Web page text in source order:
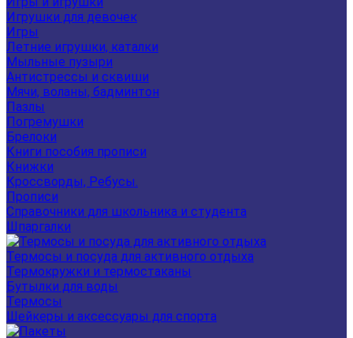
Игрушки для девочек
Игры
Летние игрушки, каталки
Мыльные пузыри
Антистрессы и сквиши
Мячи, воланы, бадминтон
Пазлы
Погремушки
Брелоки
Книги пособия прописи
Книжки
Кроссворды, Ребусы.
Прописи
Справочники для школьника и студента
Шпаргалки
Термосы и посуда для активного отдыха
Термокружки и термостаканы
Бутылки для воды
Термосы
Шейкеры и аксессуары для спорта